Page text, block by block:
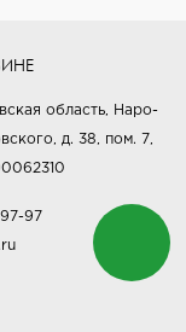
область, Наро-
д. 38, пом. 7,
97